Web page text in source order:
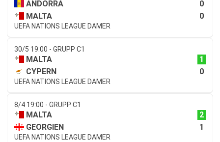
ANDORRA
0
MALTA
0
UEFA NATIONS LEAGUE DAMER
30/5 19:00 - GRUPP C1
MALTA
1
CYPERN
0
UEFA NATIONS LEAGUE DAMER
8/4 19:00 - GRUPP C1
MALTA
2
GEORGIEN
1
UEFA NATIONS LEAGUE DAMER